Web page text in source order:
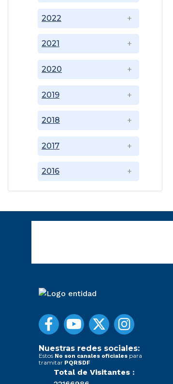
2016
2017
2018
2019
2020
2021
2022
Nuestras redes sociales:
Estos No son canales oficiales para
tramitar PQRSDF
Total de Visitantes :